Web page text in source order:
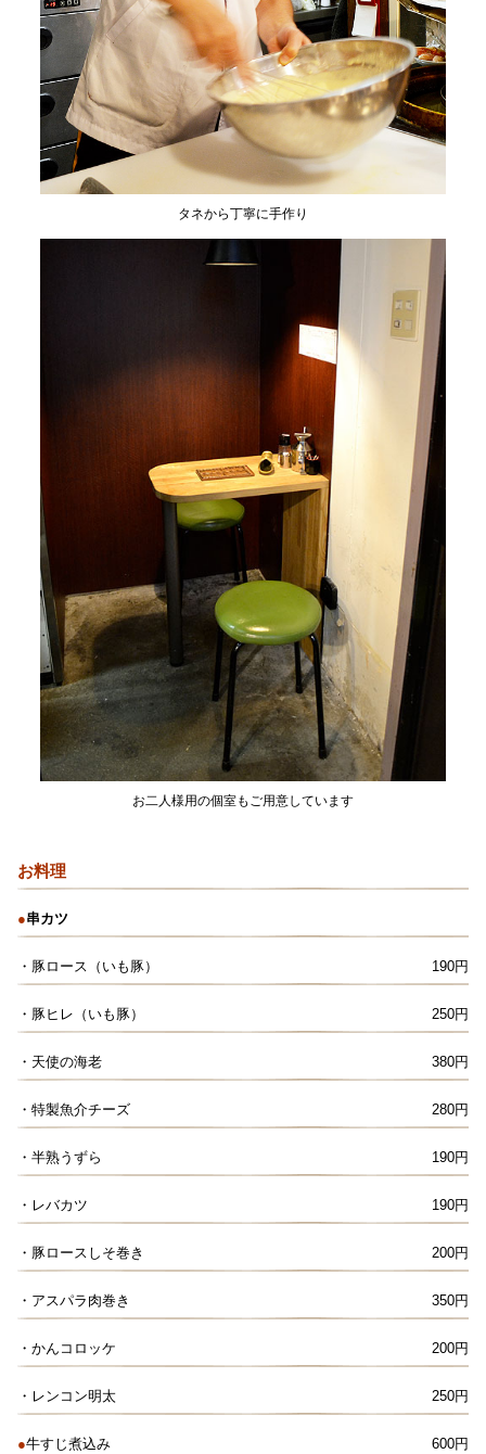
タネから丁寧に手作り
お二人様用の個室もご用意しています
お料理
●串カツ
・豚ロース（いも豚） 190円
・豚ヒレ（いも豚） 250円
・天使の海老 380円
・特製魚介チーズ 280円
・半熟うずら 190円
・レバカツ 190円
・豚ロースしそ巻き 200円
・アスパラ肉巻き 350円
・かんコロッケ 200円
・レンコン明太 250円
●牛すじ煮込み 600円